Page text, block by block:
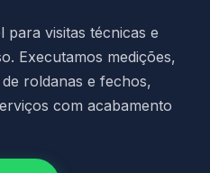
para visitas técnicas e
Executamos medições,
roldanas e fechos,
com acabamento